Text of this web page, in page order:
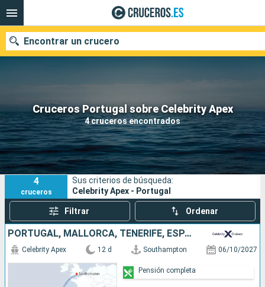
Cruceros Portugal sobre Celebrity Apex
4 cruceros encontrados
Encontrar un crucero
Nuestros destinos
Fecha de salida
Puertos Compañías
Buscar
4
cruceros
Sus criterios de búsqueda:
Celebrity Apex - Portugal
Filtrar Ordenar
PORTUGAL, MALLORCA, TENERIFE, ESPAÑA, REINO UNIDO
Celebrity Apex 12 d Southampton 06/10/2027
Pensión completa